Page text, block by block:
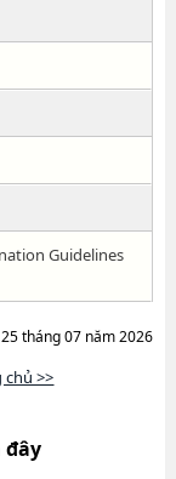
Guidelines
tháng 07 năm 2026
chủ >>
đây